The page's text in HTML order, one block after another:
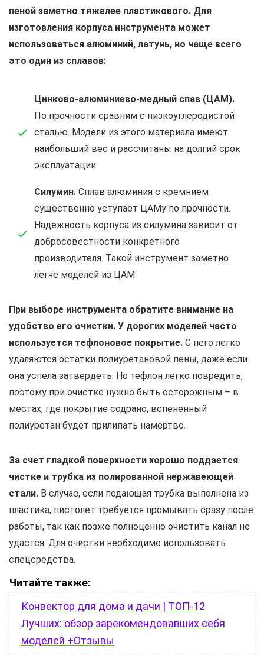
пеной заметно тяжелее пластикового. Для
изготовления корпуса инструмента может
использоваться алюминий, латунь, но чаще всего
это один из сплавов:
Цинково-алюминиево-медный спав (ЦАМ).
По прочности сравним с низкоуглеродистой
сталью. Модели из этого материала имеют
наибольший вес и рассчитаны на долгий срок
эксплуатации
Силумин. Сплав алюминия с кремнием
существенно уступает ЦАМу по прочности.
Надежность корпуса из силумина зависит от
добросовестности конкретного
производителя. Такой инструмент заметно
легче моделей из ЦАМ
При выборе инструмента обратите внимание на
удобство его очистки. У дорогих моделей часто
используется тефлоновое покрытие. С него легко
удаляются остатки полиуретановой пены, даже если
она успела затвердеть. Но тефлон легко повредить,
поэтому при очистке нужно быть осторожным – в
местах, где покрытие содрано, вспененный
полиуретан будет прилипать намертво.
За счет гладкой поверхности хорошо поддается
чистке и трубка из полированной нержавеющей
стали. В случае, если подающая трубка выполнена из
пластика, пистолет требуется промывать сразу после
работы, так как позже полноценно очистить канал не
удастся. Для очистки необходимо использовать
спецсредства.
Читайте также:
Конвектор для дома и дачи | ТОП-12
Лучших: обзор зарекомендовавших себя
моделей +Отзывы